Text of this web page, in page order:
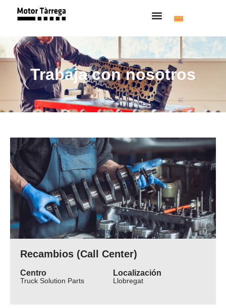
Trabaja con nosotros
Recambios (Call Center)
Centro
Truck Solution Parts
Localización
Llobregat